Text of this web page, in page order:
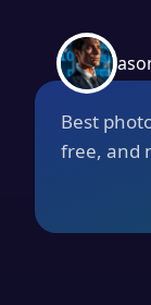
Best